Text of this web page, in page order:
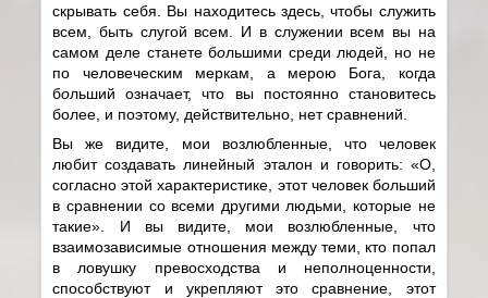
скрывать себя. Вы находитесь здесь, чтобы служить
всем, быть слугой всем. И в служении всем вы на
самом деле станете большими среди людей, но не
по человеческим меркам, а мерою Бога, когда
больший означает, что вы постоянно становитесь
более, и поэтому, действительно, нет сравнений.
Вы же видите, мои возлюбленные, что человек
любит создавать линейный эталон и говорить: «О,
согласно этой характеристике, этот человек больший
в сравнении со всеми другими людьми, которые не
такие». И вы видите, мои возлюбленные, что
взаимозависимые отношения между теми, кто попал
в ловушку превосходства и неполноценности,
способствуют и укрепляют это сравнение, этот